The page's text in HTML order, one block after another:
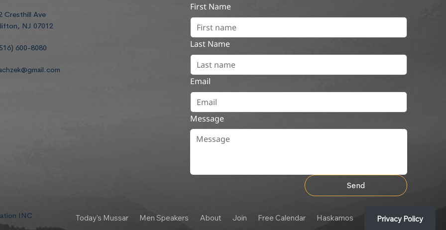
Cresthill Ave
NJ 07012
600-8080
First Name
Last Name
Email
Message
Send
INC Today's Mussar Men Speakers About Join Free Calendar Haskamos Privacy Policy